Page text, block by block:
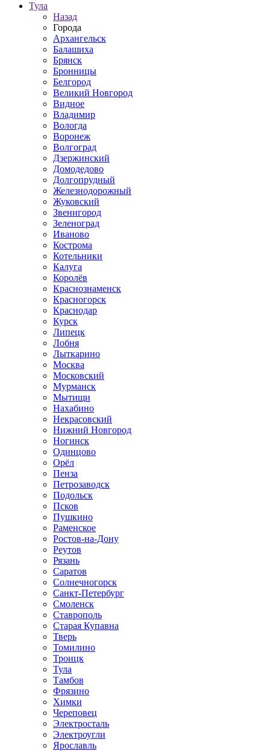
Тула
Назад
Города
Архангельск
Балашиха
Брянск
Бронницы
Белгород
Великий Новгород
Видное
Владимир
Вологда
Воронеж
Волгоград
Дзержинский
Домодедово
Долгопрудный
Железнодорожный
Жуковский
Звенигород
Зеленоград
Иваново
Кострома
Котельники
Калуга
Королёв
Краснознаменск
Красногорск
Краснодар
Курск
Липецк
Лобня
Лыткарино
Москва
Московский
Мурманск
Мытищи
Нахабино
Некрасовский
Нижний Новгород
Ногинск
Одинцово
Орёл
Пенза
Петрозаводск
Подольск
Псков
Пушкино
Раменское
Ростов-на-Дону
Реутов
Рязань
Саратов
Солнечногорск
Санкт-Петербург
Смоленск
Ставрополь
Старая Купавна
Тверь
Томилино
Троицк
Тула
Тамбов
Фрязино
Химки
Череповец
Электросталь
Электроугли
Ярославль